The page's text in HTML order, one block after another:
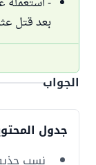
بعد قتل
الجواب
جدول
نسب